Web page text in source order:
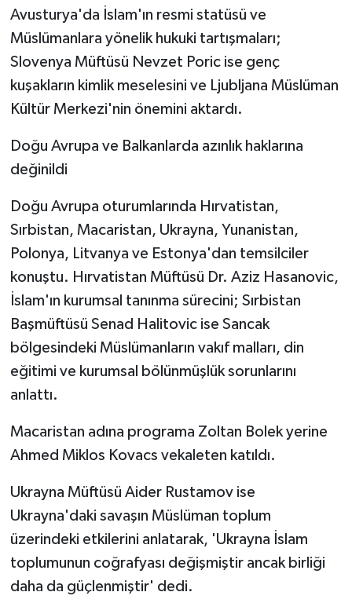
Avusturya'da İslam'ın resmi statüsü ve
Müslümanlara yönelik hukuki tartışmaları;
Slovenya Müftüsü Nevzet Poric ise genç
kuşakların kimlik meselesini ve Ljubljana Müslüman
Kültür Merkezi'nin önemini aktardı.
Doğu Avrupa ve Balkanlarda azınlık haklarına
değinildi
Doğu Avrupa oturumlarında Hırvatistan,
Sırbistan, Macaristan, Ukrayna, Yunanistan,
Polonya, Litvanya ve Estonya'dan temsilciler
konuştu. Hırvatistan Müftüsü Dr. Aziz Hasanovic,
İslam'ın kurumsal tanınma sürecini; Sırbistan
Başmüftüsü Senad Halitovic ise Sancak
bölgesindeki Müslümanların vakıf malları, din
eğitimi ve kurumsal bölünmüşlük sorunlarını
anlattı.
Macaristan adına programa Zoltan Bolek yerine
Ahmed Miklos Kovacs vekaleten katıldı.
Ukrayna Müftüsü Aider Rustamov ise
Ukrayna'daki savaşın Müslüman toplum
üzerindeki etkilerini anlatarak, 'Ukrayna İslam
toplumunun coğrafyası değişmiştir ancak birliği
daha da güçlenmiştir' dedi.